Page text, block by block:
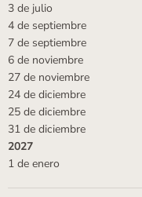
3 de julio
4 de septiembre
7 de septiembre
6 de noviembre
27 de noviembre
24 de diciembre
25 de diciembre
31 de diciembre
2027
1 de enero